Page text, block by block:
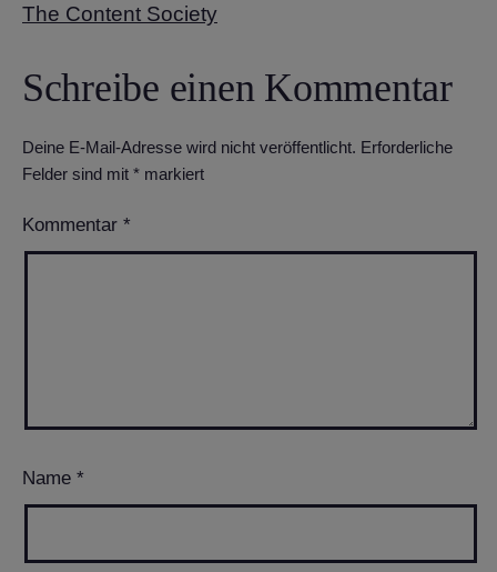
The Content Society
Schreibe einen Kommentar
Deine E-Mail-Adresse wird nicht veröffentlicht. Erforderliche
Felder sind mit * markiert
Kommentar *
Name *